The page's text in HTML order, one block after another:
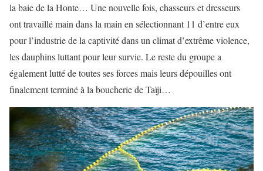
la baie de la Honte… Une nouvelle fois, chasseurs et dresseurs
ont travaillé main dans la main en sélectionnant 11 d’entre eux
pour l’industrie de la captivité dans un climat d’extrême violence,
les dauphins luttant pour leur survie. Le reste du groupe a
également lutté de toutes ses forces mais leurs dépouilles ont
finalement terminé à la boucherie de Taïji…